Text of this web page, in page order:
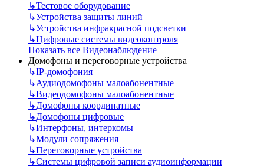
↳Тестовое оборудование
↳Устройства защиты линий
↳Устройства инфракрасной подсветки
↳Цифровые системы видеоконтроля
Показать все Видеонаблюдение
Домофоны и переговорные устройства
↳IP-домофония
↳Аудиодомофоны малоабонентные
↳Видеодомофоны малоабонентные
↳Домофоны координатные
↳Домофоны цифровые
↳Интерфоны, интеркомы
↳Модули сопряжения
↳Переговорные устройства
↳Системы цифровой записи аудиоинформации